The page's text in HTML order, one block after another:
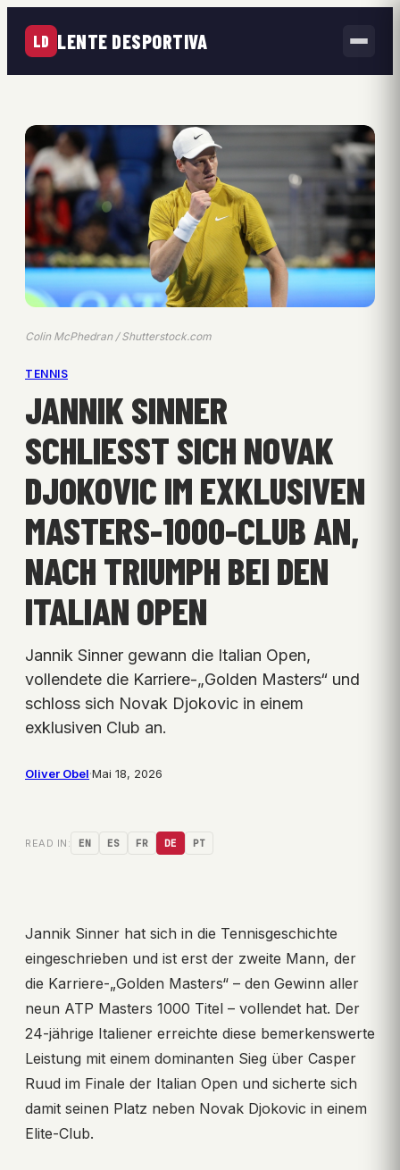
LD LENTE DESPORTIVA
Colin McPhedran / Shutterstock.com
TENNIS
JANNIK SINNER
SCHLIESST SICH NOVAK D
JOKOVIC IM EXKLUSIVEN M
ASTERS-1000-CLUB AN, N
ACH TRIUMPH BEI DEN I
TALIAN OPEN
Jannik Sinner gewann die Italian Open,
vollendete die Karriere-„Golden Masters“ und
schloss sich Novak Djokovic in einem
exklusiven Club an.
Oliver Obel·Mai 18, 2026
READ IN: EN ES FR DE PT
Jannik Sinner hat sich in die Tennisgeschichte
eingeschrieben und ist erst der zweite Mann, der
die Karriere-„Golden Masters“ – den Gewinn aller
neun ATP Masters 1000 Titel – vollendet hat. Der
24-jährige Italiener erreichte diese bemerkenswerte
Leistung mit einem dominanten Sieg über Casper
Ruud im Finale der Italian Open und sicherte sich
damit seinen Platz neben Novak Djokovic in einem
Elite-Club.